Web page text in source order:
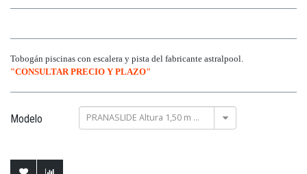
Tobogán piscinas con escalera y pista del fabricante astralpool.
"CONSULTAR PRECIO Y PLAZO"
Modelo PRANASLIDE Altura 1,50 m 00085